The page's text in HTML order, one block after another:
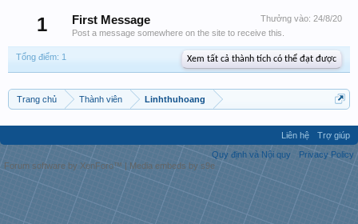
1 Thưởng vào: 24/8/20
First Message
Post a message somewhere on the site to receive this.
Tổng điểm: 1 Xem tất cả thành tích có thể đạt được
Trang chủ Thành viên Linhthuhoang
Liên hệ
Trợ giúp
Quy định và Nội quy
Privacy Policy
Forum software by XenForo™ | Media embeds by s9e